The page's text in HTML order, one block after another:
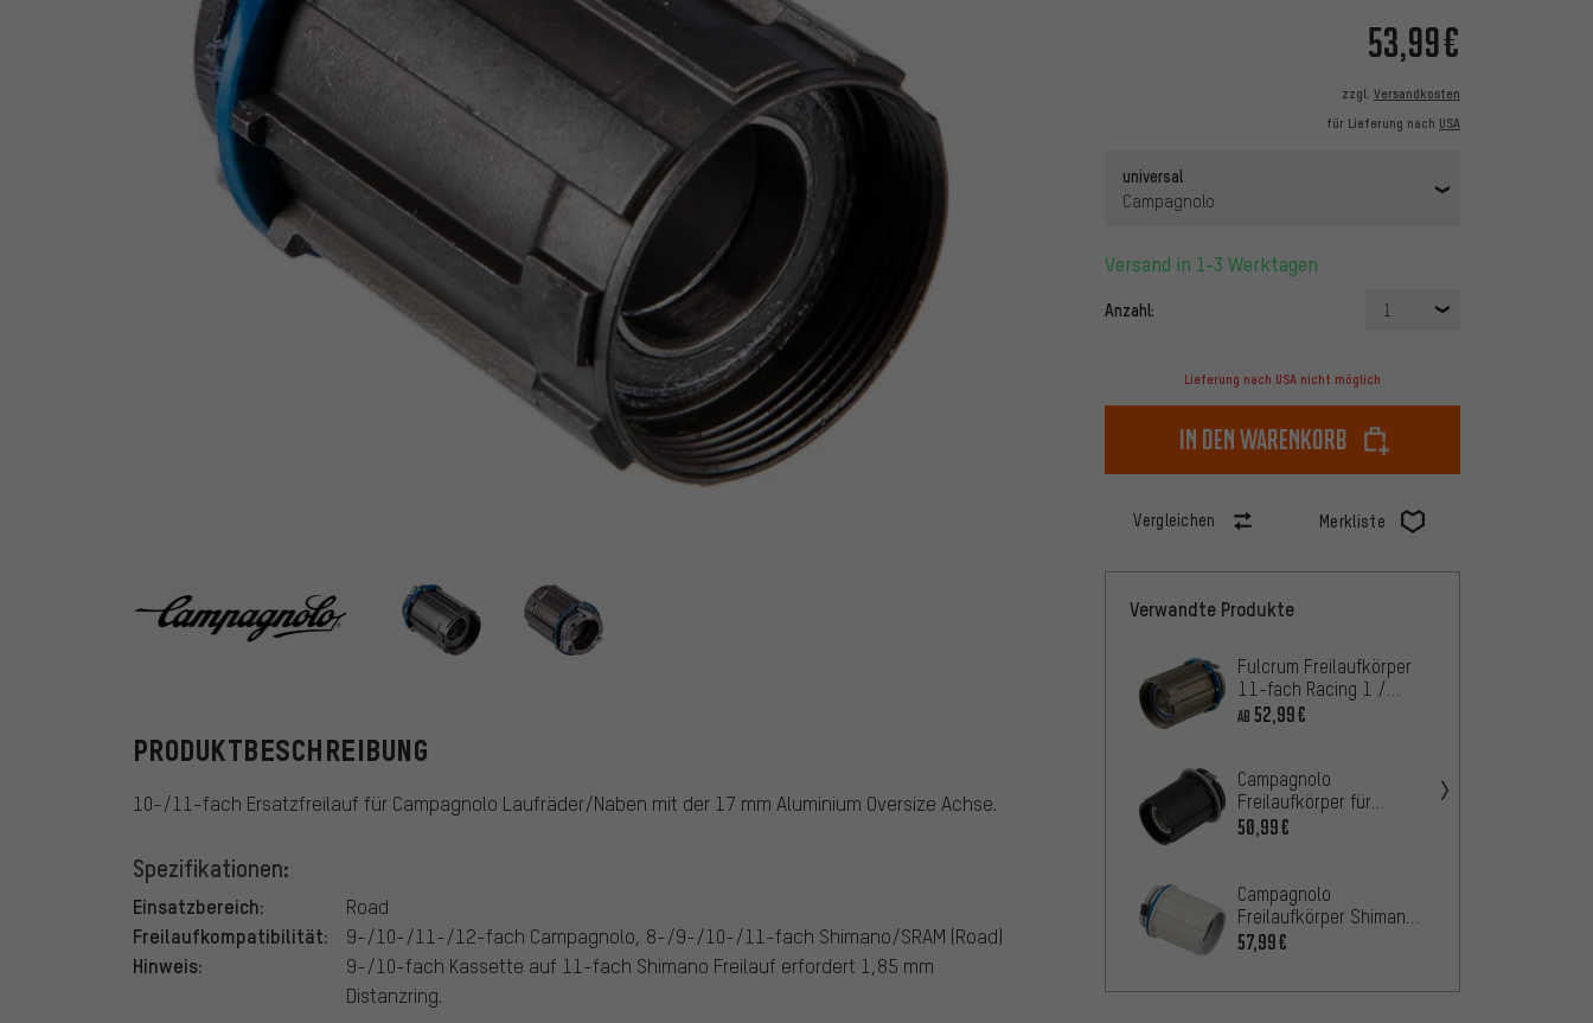
53,99€
zzgl. Versandkosten
für Lieferung nach USA
universal
Campagnolo
Versand in 1-3 Werktagen
Anzahl: 1
Lieferung nach USA nicht möglich
In den Warenkorb
Vergleichen Merkliste
Campagnolo
PRODUKTBESCHREIBUNG
10-/11-fach Ersatzfreilauf für Campagnolo Laufräder/Naben mit der 17 mm Aluminium Oversize Achse.
Spezifikationen:
Einsatzbereich: Road
Freilaufkompatibilität: 9-/10-/11-/12-fach Campagnolo, 8-/9-/10-/11-fach Shimano/SRAM (Road)
Hinweis:
9-/10-fach Kassette auf 11-fach Shimano Freilauf erfordert 1,85 mm
Distanzring.
Verwandte Produkte
Fulcrum Freilaufkörper
11-fach Racing 1 /
Racing 3 ab Modell 2006
AB 52,99€
Campagnolo
Freilaufkörper für
Shamal Carbon / Bora
50,99€
Campagnolo
Freilaufkörper Shimano
10-/11-fach Bora Ultra
57,99€